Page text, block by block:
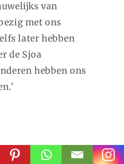
van
met ons
later hebben
de Sjoa
hebben ons